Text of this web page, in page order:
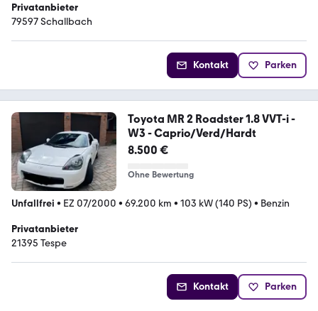
Privatanbieter
79597 Schallbach
Kontakt Parken
Toyota MR 2 Roadster 1.8 VVT-i -
W3 - Caprio/Verd/Hardt
8.500 €
Ohne Bewertung
Unfallfrei • EZ 07/2000 • 69.200 km • 103 kW (140 PS) • Benzin
Privatanbieter
21395 Tespe
Kontakt Parken